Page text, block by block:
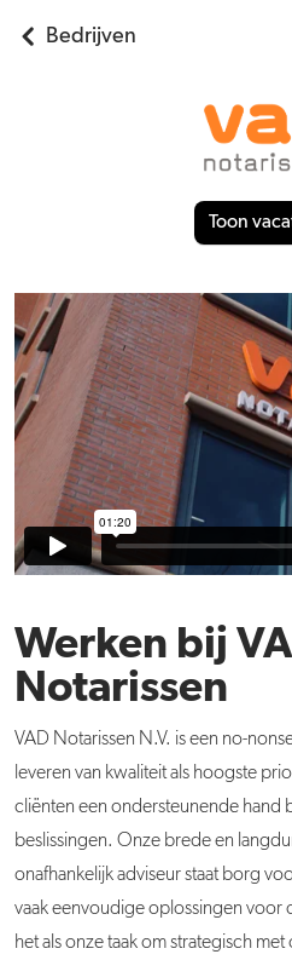
Bedrijven
Toon
Werken bij
Notarissen
VAD Notarissen N.V. is een no-
leveren van kwaliteit als hoogste
cliënten een ondersteunende hand
beslissingen. Onze brede en
onafhankelijk adviseur staat borg
vaak eenvoudige oplossingen
het als onze taak om strategisch